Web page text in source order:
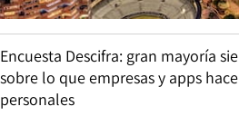
Encuesta Descifra: gran mayoría
sobre lo que empresas y apps
personales